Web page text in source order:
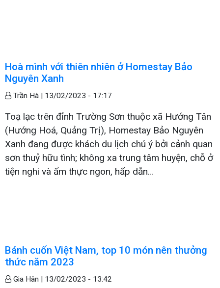
Hoà mình với thiên nhiên ở Homestay Bảo
Nguyên Xanh
Trần Hà | 13/02/2023 - 17:17
Toạ lạc trên đỉnh Trường Sơn thuộc xã Hướng Tân
(Hướng Hoá, Quảng Trị), Homestay Bảo Nguyên
Xanh đang được khách du lịch chú ý bởi cảnh quan
sơn thuỷ hữu tình; không xa trung tâm huyện, chỗ ở
tiện nghi và ẩm thực ngon, hấp dẫn…
Bánh cuốn Việt Nam, top 10 món nên thưởng
thức năm 2023
Gia Hân | 13/02/2023 - 13:42